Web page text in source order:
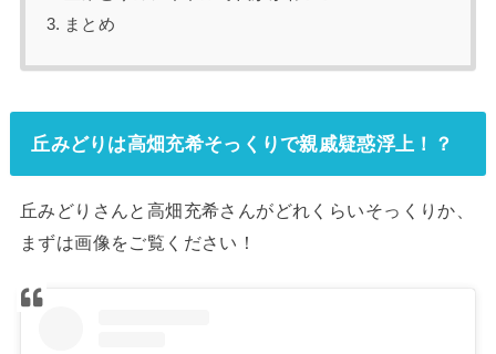
まとめ
丘みどりは高畑充希そっくりで親戚疑惑浮上！？
丘みどりさんと高畑充希さんがどれくらいそっくりか、
まずは画像をご覧ください！